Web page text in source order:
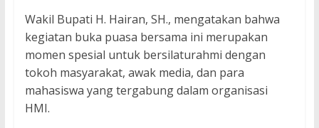
Wakil Bupati H. Hairan, SH., mengatakan bahwa
kegiatan buka puasa bersama ini merupakan
momen spesial untuk bersilaturahmi dengan
tokoh masyarakat, awak media, dan para
mahasiswa yang tergabung dalam organisasi
HMI.